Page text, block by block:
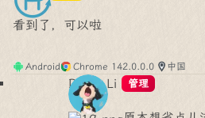
看到了，可以啦
Android Chrome 142.0.0.0 中国
Dylan Li 管理